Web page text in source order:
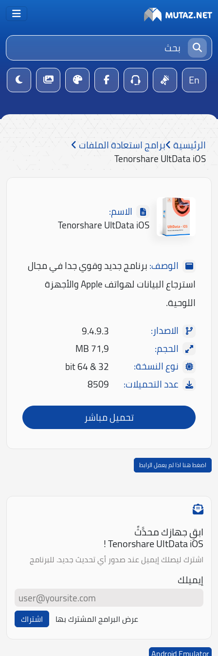
En
الرئيسية برامج استعادة الملفات
Tenorshare UltData iOS
الاسم:
Tenorshare UltData iOS
الوصف:برنامج جديد وقوي جدا في مجال
استرجاع البيانات لهواتف Apple والأجهزة
اللوحية.
الاصدار:
9.4.9.3
الحجم:
71,9 MB
نوع النسخة:
32 & 64 bit
عدد التحميلات:
8509
تحميل مباشر
اضغط هنا اذا لم يعمل الرابط
ابقِ جهازك محدَّثً
Tenorshare UltData iOS !
اشترك ليصلك إيميل عند صدور أي تحديث جديد. للبرنامج
إيميلك
عرض البرامج المشترك بها اشتراك